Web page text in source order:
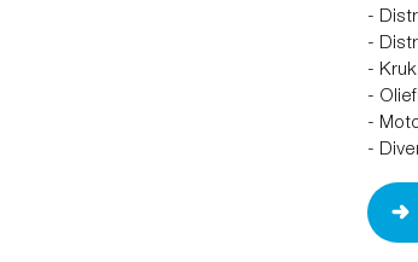
-
-
-
-
-
-